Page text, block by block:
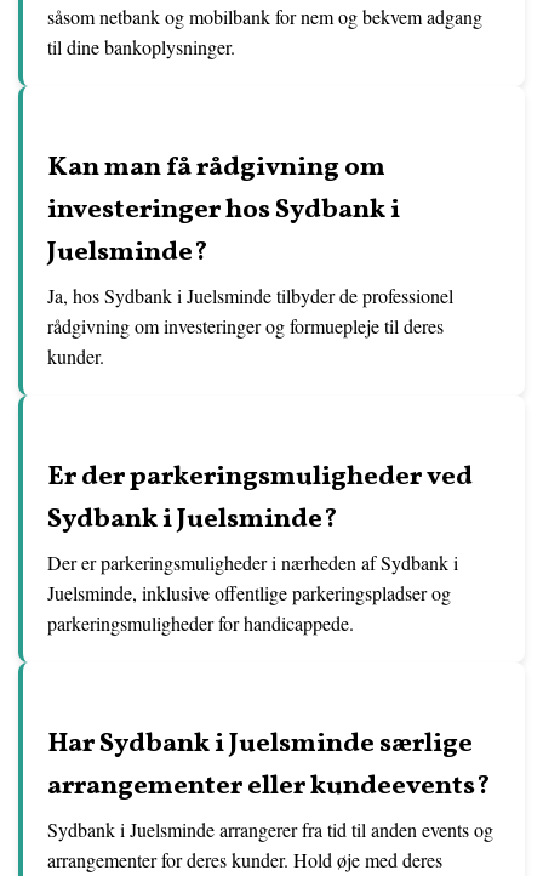
såsom netbank og mobilbank for nem og bekvem adgang
til dine bankoplysninger.
Kan man få rådgivning om
investeringer hos Sydbank i
Juelsminde?
Ja, hos Sydbank i Juelsminde tilbyder de professionel
rådgivning om investeringer og formuepleje til deres
kunder.
Er der parkeringsmuligheder ved
Sydbank i Juelsminde?
Der er parkeringsmuligheder i nærheden af Sydbank i
Juelsminde, inklusive offentlige parkeringspladser og
parkeringsmuligheder for handicappede.
Har Sydbank i Juelsminde særlige
arrangementer eller kundeevents?
Sydbank i Juelsminde arrangerer fra tid til anden events og
arrangementer for deres kunder. Hold øje med deres